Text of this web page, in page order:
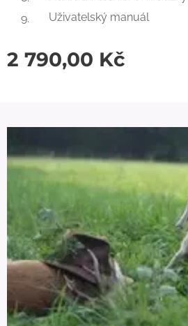
Uživatelský manuál
2 790,00 Kč